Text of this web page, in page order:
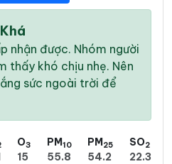
Khá
nhận được. Nhóm người
thấy khó chịu nhẹ. Nên
sức ngoài trời để
O3
15
PM10
55.8
PM25
54.2
SO2
22.3